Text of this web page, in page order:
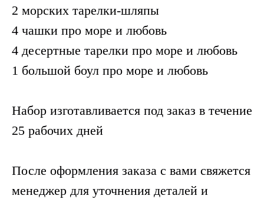
2 морских тарелки-шляпы
4 чашки про море и любовь
4 десертные тарелки про море и любовь
1 большой боул про море и любовь
Набор изготавливается под заказ в течение
25 рабочих дней
После оформления заказа с вами свяжется
менеджер для уточнения деталей и